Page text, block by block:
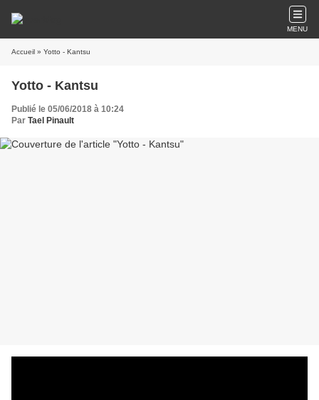
MENU
Accueil » Yotto - Kantsu
Yotto - Kantsu
Publié le 05/06/2018 à 10:24
Par Tael Pinault